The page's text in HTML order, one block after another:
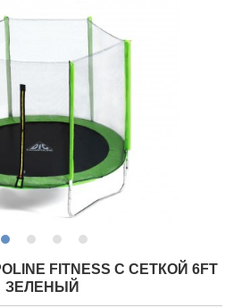
FITNESS С СЕТКОЙ 6FT
ЗЕЛЕНЫЙ